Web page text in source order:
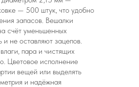
— 500 штук, что удобно
запасов. Вешалки
счёт уменьшенных
не оставляют зацепов.
пара и чистящих
Цветовое исполнение
вещей или выделять
и надёжная